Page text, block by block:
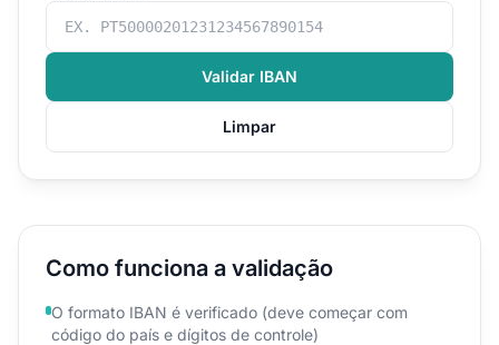
Validar IBAN
Limpar
Como funciona a validação
O formato IBAN é verificado (deve começar com
código do país e dígitos de controle)